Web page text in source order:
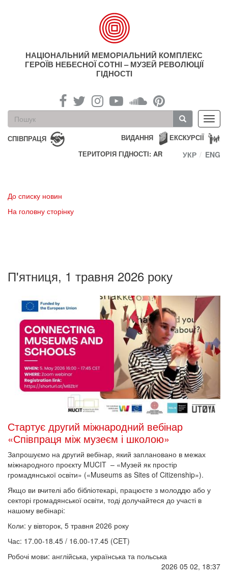
НАЦІОНАЛЬНИЙ МЕМОРІАЛЬНИЙ КОМПЛЕКС
ГЕРОЇВ НЕБЕСНОЇ СОТНІ – МУЗЕЙ РЕВОЛЮЦІЇ
ГІДНОСТІ
Пошукова
форма
Пошук
СПІВПРАЦЯ ЕКСКУРСІЇ
ВИДАННЯ
ТЕРИТОРІЯ ГІДНОСТІ: AR
УКР ENG
До списку новин
На головну сторінку
П'ятниця, 1 травня 2026 року
Стартує другий міжнародний вебінар
«Співпраця між музеєм і школою»
Запрошуємо на другий вебінар, який заплановано в межах
міжнародного проєкту MUCIT – «Музей як простір
громадянської освіти» («Museums as Sites of Citizenship»).
Якщо ви вчителі або бібліотекарі, працюєте з молоддю або у
секторі громадянської освіти, тоді долучайтеся до участі в
нашому вебінарі:
Коли: у вівторок, 5 травня 2026 року
Час: 17.00-18.45 / 16.00-17.45 (CET)
Робочі мови: англійська, українська та польська
2026 05 02, 18:37